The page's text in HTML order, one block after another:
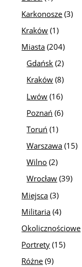
Karkonosze (3)
Kraków (1)
Miasta (204)
Gdańsk (2)
Kraków (8)
Lwów (16)
Poznań (6)
Toruń (1)
Warszawa (15)
Wilno (2)
Wrocław (39)
Miejsca (3)
Militaria (4)
Okolicznościowe
Portrety (15)
Różne (9)